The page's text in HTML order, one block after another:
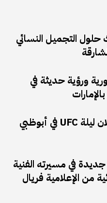
التجميل النسائي
ورؤية حديثة في
أنكالايف وغوسكوف يشعلان ليلة UFC في أبوظبي
في مسيرته الفنية
من الإعلامية فريال